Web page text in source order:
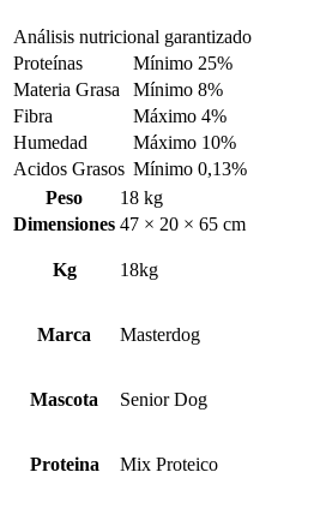
Análisis nutricional garantizado
Proteínas
Mínimo 25%
Materia Grasa
Mínimo 8%
Fibra
Máximo 4%
Humedad
Máximo 10%
Acidos Grasos Mínimo 0,13%
Peso
18 kg
Dimensiones 47 × 20 × 65 cm
Kg 18kg
Marca Masterdog
Mascota Senior Dog
Proteina Mix Proteico